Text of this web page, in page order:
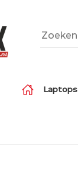
Laptops